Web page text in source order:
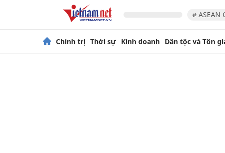
# ASEAN
Chính trị Thời sự Kinh doanh Dân tộc và Tôn